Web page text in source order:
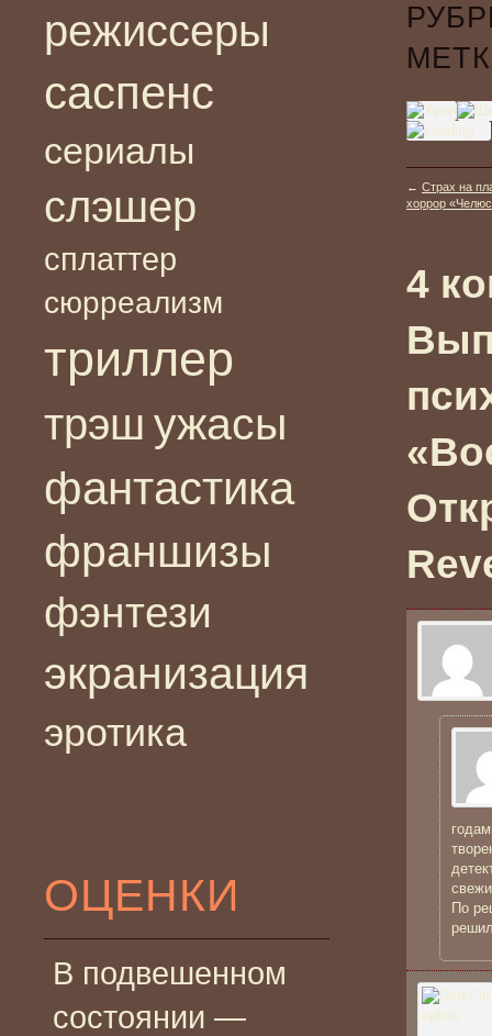
режиссеры
саспенс
сериалы
слэшер
сплаттер
сюрреализм
триллер
трэш ужасы
фантастика
франшизы
фэнтези
экранизация
эротика
ОЦЕНКИ
В подвешенном
состоянии —
← Страх на
хоррор
4
По